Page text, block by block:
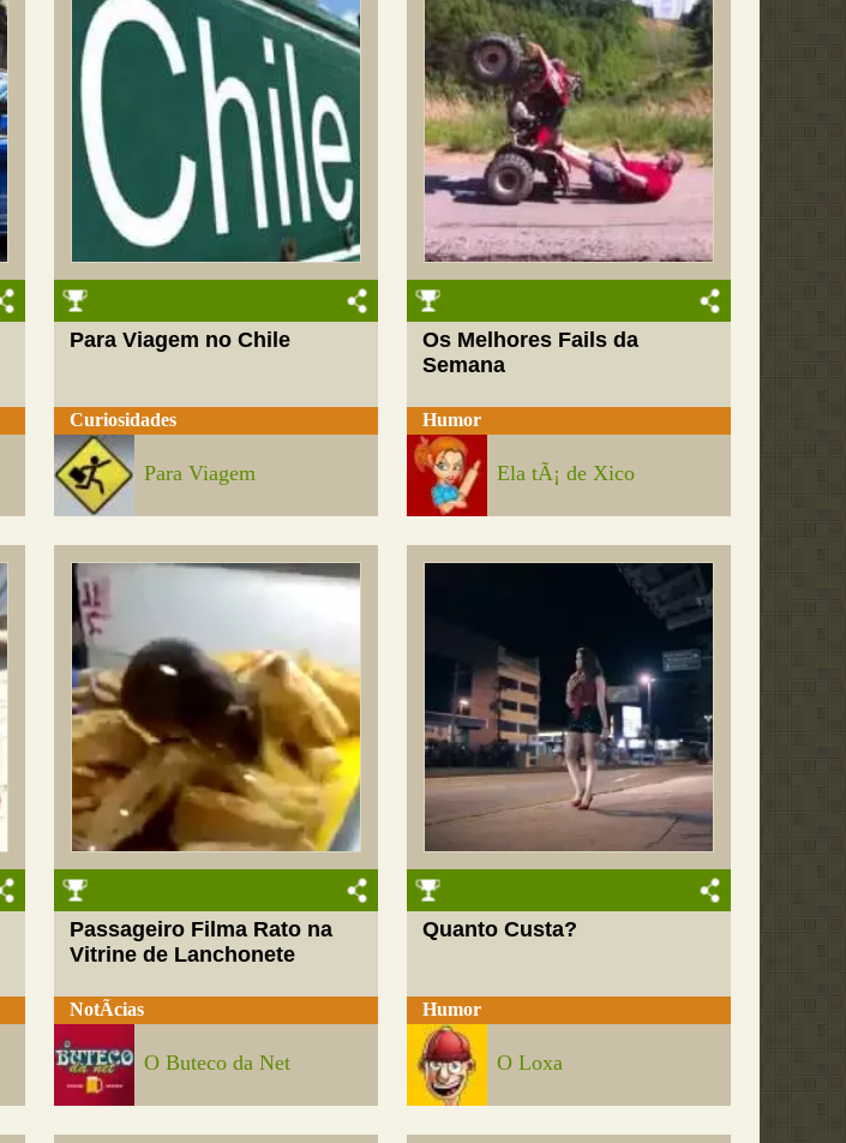
Para Viagem no Chile
Curiosidades
Para Viagem
Os Melhores Fails da
Semana
Humor
Ela tÃ¡ de Xico
Passageiro Filma Rato na
Vitrine de Lanchonete
NotÃ­cias
O Buteco da Net
Quanto Custa?
Humor
O Loxa